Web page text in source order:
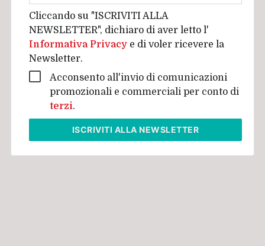
Cliccando su "ISCRIVITI ALLA
NEWSLETTER", dichiaro di aver letto l'
Informativa Privacy e di voler ricevere la
Newsletter.
Acconsento all'invio di comunicazioni
promozionali e commerciali per conto di
terzi.
ISCRIVITI ALLA NEWSLETTER